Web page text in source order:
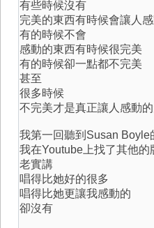
有些時候沒有
完美的東西有時候會讓人
有的時候不會
感動的東西有時候很完美
有的時候卻一點都不完美
甚至
很多時候
不完美才是真正讓人感動
我第一回聽到Susan Boyle
我在Youtube上找了其他的
老實講
唱得比她好的很多
唱得比她更讓我感動的
卻沒有